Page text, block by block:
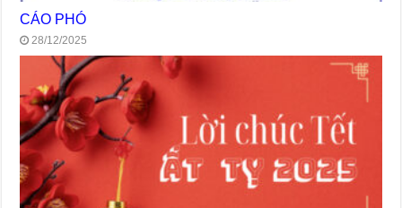
CÁO PHÓ
28/12/2025